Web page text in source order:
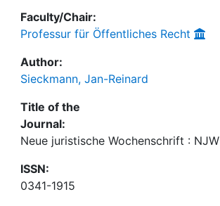
Faculty/Chair:
Professur für Öffentliches Recht
Author:
Sieckmann, Jan-Reinard
Title of the
Journal:
Neue juristische Wochenschrift : NJW
ISSN:
0341-1915